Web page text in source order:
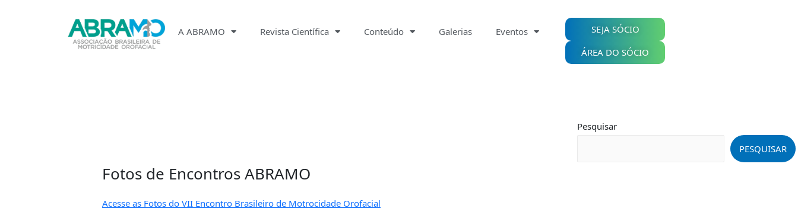
A ABRAMO Revista Científica Conteúdo Galerias Eventos
SEJA SÓCIO
ÁREA DO SÓCIO
Fotos de Encontros ABRAMO
Acesse as Fotos do VII Encontro Brasileiro de Motrocidade Orofacial
Pesquisar
PESQUISAR